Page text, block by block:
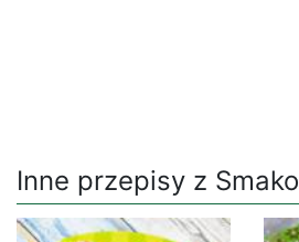
Inne przepisy z